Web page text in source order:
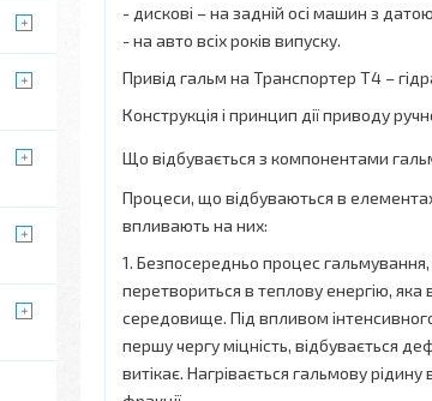
- дискові – на задній осі машин з
- на авто всіх років випуску.
Привід гальм на Транспортер Т4 –
Конструкція і принцип дії приводу
Що відбувається з компонентами
Процеси, що відбуваються в
впливають на них:
1. Безпосередньо процес
перетвориться в теплову енергію, яка
середовище. Під впливом інтенсивного
першу чергу міцність, відбувається
витікає. Нагрівається гальмову